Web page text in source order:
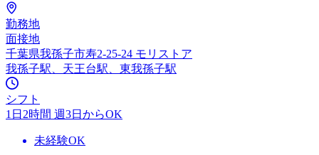
勤務地
面接地
千葉県我孫子市寿2-25-24 モリストア
我孫子駅、天王台駅、東我孫子駅
シフト
1日2時間 週3日からOK
未経験OK